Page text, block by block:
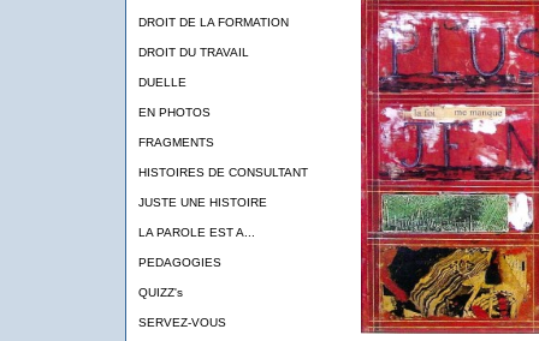
DROIT DE LA FORMATION
DROIT DU TRAVAIL
DUELLE
EN PHOTOS
FRAGMENTS
HISTOIRES DE CONSULTANT
JUSTE UNE HISTOIRE
LA PAROLE EST A...
PEDAGOGIES
QUIZZ's
SERVEZ-VOUS